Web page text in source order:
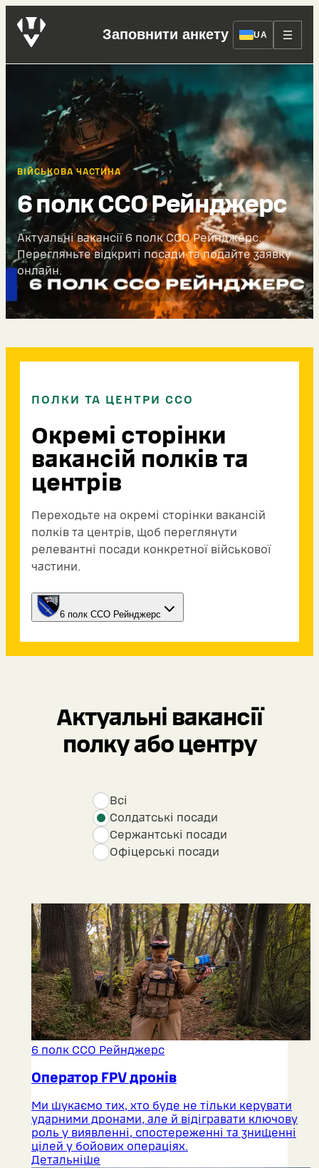
Заповнити анкету UA
ВІЙСЬКОВА ЧАСТИНА
6 полк ССО Рейнджерс
Актуальні вакансії 6 полк ССО Рейнджерс.
Перегляньте відкриті посади та подайте заявку
онлайн.
ПОЛКИ ТА ЦЕНТРИ ССО
Окремі сторінки
вакансій полків та
центрів
Переходьте на окремі сторінки вакансій
полків та центрів, щоб переглянути
релевантні посади конкретної військової
частини.
6 полк ССО Рейнджерс
Актуальні вакансії
полку або центру
Всі
Солдатські посади
Сержантські посади
Офіцерські посади
6 полк ССО Рейнджерс
Оператор FPV дронів
Ми шукаємо тих, хто буде не тільки керувати
ударними дронами, але й відігравати ключову
роль у виявленні, спостереженні та знищенні
цілей у бойових операціях.
Детальніше